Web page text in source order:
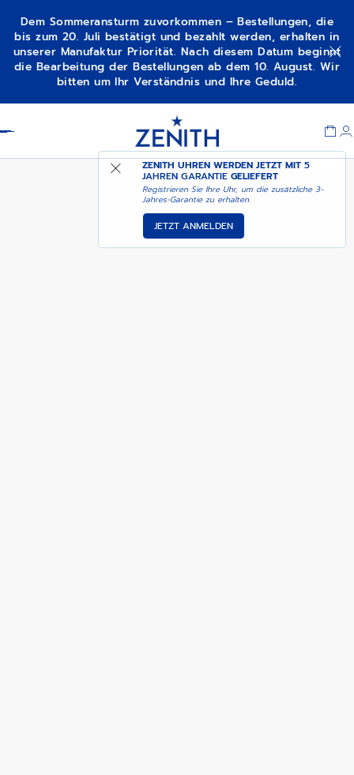
Dem Sommeransturm zuvorkommen – Bestellungen, die
bis zum 20. Juli bestätigt und bezahlt werden, erhalten in
unserer Manufaktur Priorität. Nach diesem Datum beginnt
die Bearbeitung der Bestellungen ab dem 10. August. Wir
bitten um Ihr Verständnis und Ihre Geduld.
ZENITH UHREN WERDEN JETZT MIT5
JAHREN GARANTIE GELIEFERT
Registrieren Sie Ihre Uhr, um die zusätzliche 3-
Jahres-Garantie zu erhalten.
JETZT ANMELDEN
ELITE MOONPHASE VERFÜGBARKEITSBENACHRICHTIGUNG